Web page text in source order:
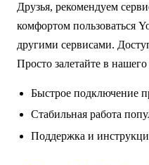
Друзья, рекомендуем
комфортом пользоваться
другими сервисами.
Просто залетайте в
Быстрое подключение
Стабильная работа
Поддержка и